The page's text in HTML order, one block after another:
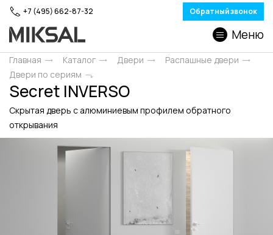
+7 (495) 662-87-32 Обратный звонок
Меню
Главная Каталог Двери
Распашные двери
Двери по сериям
Secret INVERSO
Скрытая дверь с алюминиевым профилем обратного
открывания